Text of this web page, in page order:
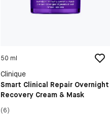
50 ml
Clinique
Smart Clinical Repair Overnight
Recovery Cream & Mask
(6)